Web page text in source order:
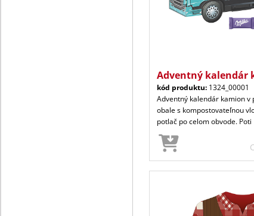
Adventný kalendár
kód produktu: 1324_00001
Adventný kalendár kamion v
obale s kompostovateľnou
potlač po celom obvode. Poti